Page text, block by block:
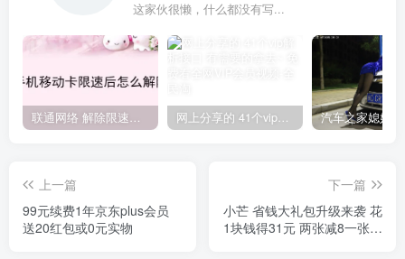
这家伙很懒，什么都没有写...
联通网络 解除限速方法参考！畅享、畅玩、老白干等及其它地区自测了 网上分享的 41个vip解析接口 有需要的拿去~ 免费看全网VIP会员视频
上一篇
99元续费1年京东plus会员
送20红包或0元实物
下一篇
小芒 省钱大礼包升级来袭 花
1块钱得31元 两张减8一张减